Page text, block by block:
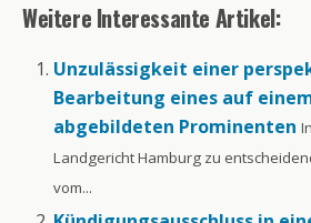
Weitere Interessante Artikel:
Unzulässigkeit einer
Bearbeitung eines auf
abgebildeten Prominenten
Landgericht Hamburg zu
vom...